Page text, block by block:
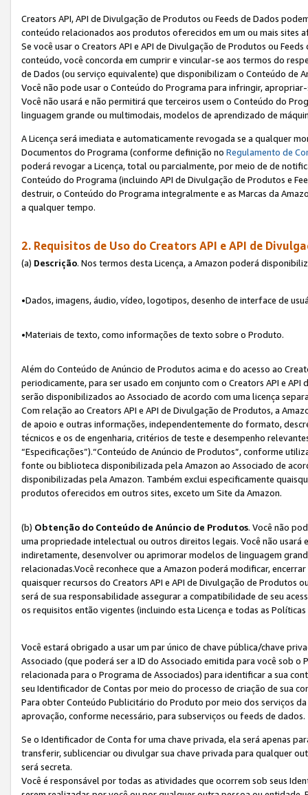
Creators API, API de Divulgação de Produtos ou Feeds de Dados
conteúdo relacionados aos produtos oferecidos em um ou mais sites
Se você usar o Creators API e API de Divulgação de Produtos ou
conteúdo, você concorda em cumprir e vincular-se aos termos do
de Dados (ou serviço equivalente) que disponibilizam o Conteúdo de
Você não pode usar o Conteúdo do Programa para infringir,
Você não usará e não permitirá que terceiros usem o Conteúdo do
linguagem grande ou multimodais, modelos de aprendizado de
A Licença será imediata e automaticamente revogada se a qualquer
Documentos do Programa (conforme definição no Regulamento de
poderá revogar a Licença, total ou parcialmente, por meio de de
Conteúdo do Programa (incluindo API de Divulgação de Produtos e
destruir, o Conteúdo do Programa integralmente e as Marcas da
a qualquer tempo.
2. Requisitos de Uso do Creators API e API de
(a) Descrição. Nos termos desta Licença, a Amazon poderá
•Dados, imagens, áudio, vídeo, logotipos, desenho de interface de
•Materiais de texto, como informações de texto sobre o Produto.
Além do Conteúdo de Anúncio de Produtos acima e do acesso ao
periodicamente, para ser usado em conjunto com o Creators API e
serão disponibilizados ao Associado de acordo com uma licença
Com relação ao Creators API e API de Divulgação de Produtos, a
de apoio e outras informações, independentemente do formato,
técnicos e os de engenharia, critérios de teste e desempenho
“Especificações”).“Conteúdo de Anúncio de Produtos”, conforme
fonte ou biblioteca disponibilizada pela Amazon ao Associado de
disponibilizadas pela Amazon. Também exclui especificamente
produtos oferecidos em outros sites, exceto um Site da Amazon.
(b) Obtenção do Conteúdo de Anúncio de Produtos. Você não
uma propriedade intelectual ou outros direitos legais. Você não
indiretamente, desenvolver ou aprimorar modelos de linguagem
relacionadas.Você reconhece que a Amazon poderá modificar,
quaisquer recursos do Creators API e API de Divulgação de Produtos
será de sua responsabilidade assegurar a compatibilidade de seu
os requisitos então vigentes (incluindo esta Licença e todas as
Você estará obrigado a usar um par único de chave pública/chave
Associado (que poderá ser a ID do Associado emitida para você sob
relacionada para o Programa de Associados) para identificar a sua
seu Identificador de Contas por meio do processo de criação de sua
Para obter Conteúdo Publicitário do Produto por meio dos serviços
aprovação, conforme necessário, para subserviços ou feeds de dados.
Se o Identificador de Conta for uma chave privada, ela será apenas
transferir, sublicenciar ou divulgar sua chave privada para qualquer
será secreta.
Você é responsável por todas as atividades que ocorrem sob seus